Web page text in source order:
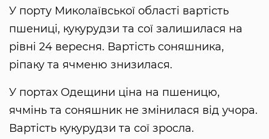
У порту Миколаївської області вартість
пшениці, кукурудзи та сої залишилася на
рівні 24 вересня. Вартість соняшника,
ріпаку та ячменю знизилася.
У портах Одещини ціна на пшеницю,
ячмінь та соняшник не змінилася від учора.
Вартість кукурудзи та сої зросла.